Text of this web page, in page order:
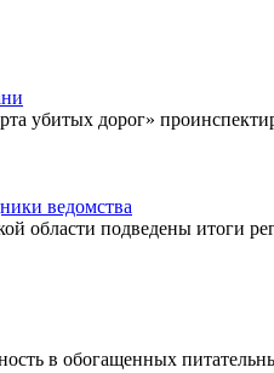
дорог»
ведомства
подведены итоги
в обогащенных